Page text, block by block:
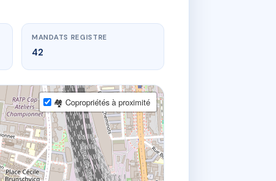
MANDATS REGISTRE
42
🏘 Copropriétés à proximité